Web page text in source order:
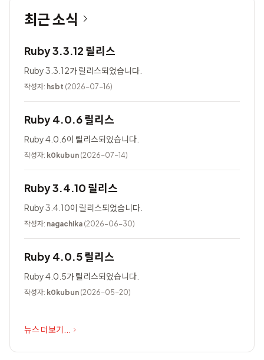
최근 소식
Ruby 3.3.12 릴리스
Ruby 3.3.12가 릴리스되었습니다.
작성자: hsbt (2026-07-16)
Ruby 4.0.6 릴리스
Ruby 4.0.6이 릴리스되었습니다.
작성자: k0kubun (2026-07-14)
Ruby 3.4.10 릴리스
Ruby 3.4.10이 릴리스되었습니다.
작성자: nagachika (2026-06-30)
Ruby 4.0.5 릴리스
Ruby 4.0.5가 릴리스되었습니다.
작성자: k0kubun (2026-05-20)
뉴스 더보기...